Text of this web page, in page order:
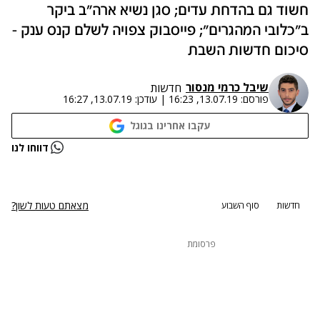
חשוד גם בהדחת עדים; סגן נשיא ארה"ב ביקר
ב"כלובי המהגרים"; פייסבוק צפויה לשלם קנס ענק -
סיכום חדשות השבת
שיבל כרמי מנסור חדשות
פורסם: 13.07.19, 16:23
| עודכן: 13.07.19, 16:27
עקבו אחרינו בגוגל
נתקלנו בבעיה דווחו לנו
חדשות סוף השבוע מצאתם טעות לשון?
פרסומת